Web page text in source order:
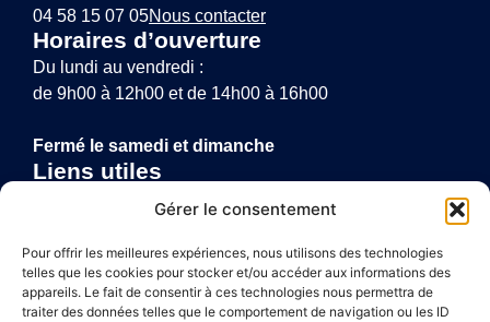
Gérer le consentement
Pour offrir les meilleures expériences, nous utilisons des technologies
telles que les cookies pour stocker et/ou accéder aux informations des
appareils. Le fait de consentir à ces technologies nous permettra de
traiter des données telles que le comportement de navigation ou les ID
04 58 15 07 05Nous contacter
Horaires d’ouverture
Du lundi au vendredi :
de 9h00 à 12h00 et de 14h00 à 16h00
Fermé le samedi et dimanche
Liens utiles
Annuaire de santé
Politique de confidentialité
Plan du site